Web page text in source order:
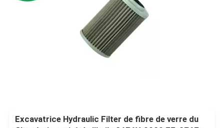
Excavatrice Hydraulic Filter de fibre de verre du